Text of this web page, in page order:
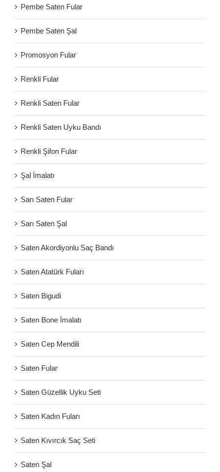
Pembe Saten Fular
Pembe Saten Şal
Promosyon Fular
Renkli Fular
Renkli Saten Fular
Renkli Saten Uyku Bandı
Renkli Şifon Fular
Şal İmalatı
Sarı Saten Fular
Sarı Saten Şal
Saten Akordiyonlu Saç Bandı
Saten Atatürk Fuları
Saten Bigudi
Saten Bone İmalatı
Saten Cep Mendili
Saten Fular
Saten Güzellik Uyku Seti
Saten Kadın Fuları
Saten Kıvırcık Saç Seti
Saten Şal